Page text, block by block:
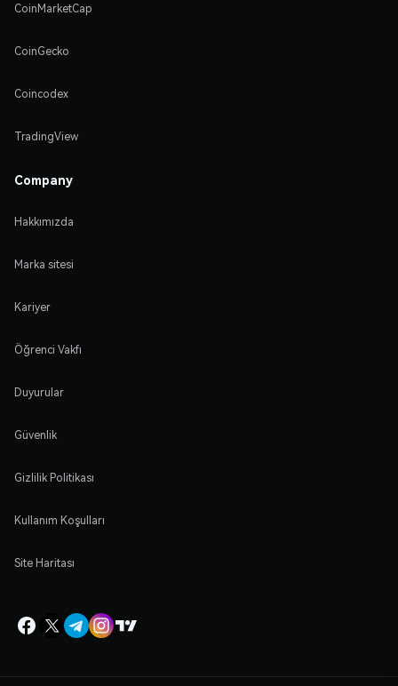
CoinMarketCap
CoinGecko
Coincodex
TradingView
Company
Hakkımızda
Marka sitesi
Kariyer
Öğrenci Vakfı
Duyurular
Güvenlik
Gizlilik Politikası
Kullanım Koşulları
Site Haritası